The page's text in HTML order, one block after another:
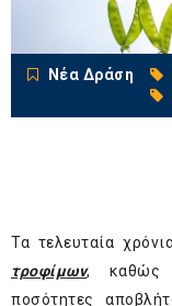
Νέα Δράση
Τα τελευταία
τροφίμων, καθώς
ποσότητες